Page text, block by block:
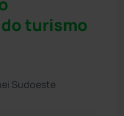
turismo
Sudoeste